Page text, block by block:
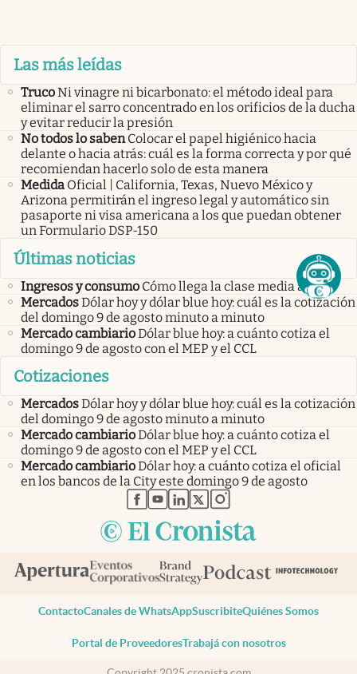
Las más leídas
TrucoNi vinagre ni bicarbonato: el método ideal para
eliminar el sarro concentrado en los orificios de la ducha
y evitar reducir la presión
No todos lo saben Colocar el papel higiénico hacia
delante o hacia atrás: cuál es la forma correcta y por qué
recomiendan hacerlo solo de esta manera
Medida Oficial | California, Texas, Nuevo México y
Arizona permitirán el ingreso legal y automático sin
pasaporte ni visa americana a los que puedan obtener
un Formulario DSP-150
Últimas noticias
Ingresos y consumo Cómo llega la clase media al 2027
MercadosDólar hoy y dólar blue hoy: cuál es la cotización
del domingo 9 de agosto minuto a minuto
Mercado cambiarioDólar blue hoy: a cuánto cotiza el
domingo 9 de agosto con el MEP y el CCL
Cotizaciones
MercadosDólar hoy y dólar blue hoy: cuál es la cotización
del domingo 9 de agosto minuto a minuto
Mercado cambiarioDólar blue hoy: a cuánto cotiza el
domingo 9 de agosto con el MEP y el CCL
Mercado cambiarioDólar hoy: a cuánto cotiza el oficial
en los bancos de la City este domingo 9 de agosto
abre en nueva pestaña
abre en nueva pestaña
abre en nueva pestaña
abre en nueva pestaña
abre en nueva pestaña
ContactoCanales de WhatsAppSuscribiteQuiénes Somos
Portal de ProveedoresTrabajá con nosotros